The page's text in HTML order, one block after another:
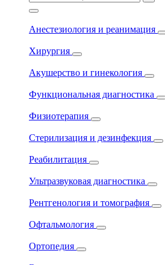
Анестезиология и реанимация
Хирургия
Акушерство и гинекология
Функциональная диагностика
Физиотерапия
Стерилизация и дезинфекция
Реабилитация
Ультразвуковая диагностика
Рентгенология и томография
Офтальмология
Ортопедия